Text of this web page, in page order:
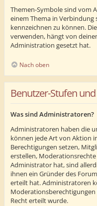
Themen-Symbole sind vom
einem Thema in
kennzeichnen zu können.
verwenden, hängt von
Administration gesetzt hat.
Nach oben
Benutzer-Stufen
Was sind Administratoren?
Administratoren haben die
können jede Art von Aktion
Berechtigungen setzen,
erstellen, Moderationsrechte
Administrator hat, sind
ihnen ein Gründer des
erteilt hat. Administratoren
Recht erteilt wurde.